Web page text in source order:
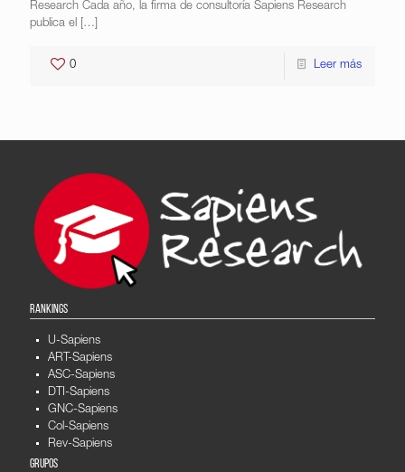
Research Cada año, la firma de consultoría Sapiens Research
publica el […]
0 Leer más
RANKINGS
U-Sapiens
ART-Sapiens
ASC-Sapiens
DTI-Sapiens
GNC-Sapiens
Col-Sapiens
Rev-Sapiens
GRUPOS